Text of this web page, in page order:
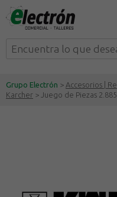
Grupo Electrón > Accesorios |
Karcher > Juego de Piezas